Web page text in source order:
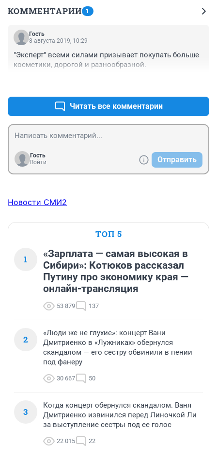
КОММЕНТАРИИ 1
Гость
8 августа 2019, 10:29
"Эксперт" всеми силами призывает покупать больше
косметики, дорогой и разнообразной.
Читать все комментарии
Гость
Войти
Отправить
Новости СМИ2
ТОП 5
1
«Зарплата — самая высокая в
Сибири»: Котюков рассказал
Путину про экономику края —
онлайн-трансляция
53 879 137
2
«Люди же не глухие»: концерт Вани
Дмитриенко в «Лужниках» обернулся
скандалом — его сестру обвинили в пении
под фанеру
30 667 50
3
Когда концерт обернулся скандалом. Ваня
Дмитриенко извинился перед Линочкой Ли
за выступление сестры под ее голос
22 015 22